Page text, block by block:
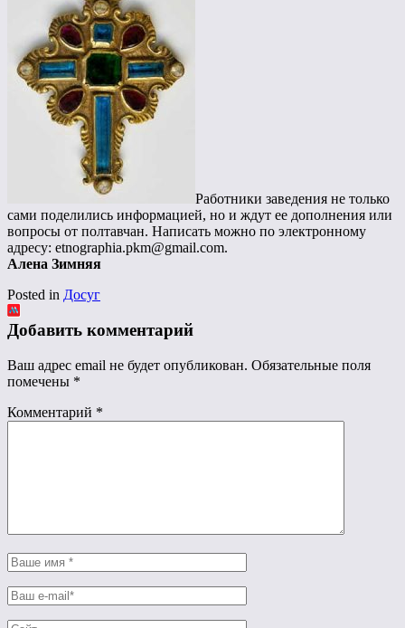
Работники заведения не только
сами поделились информацией, но и ждут ее дополнения или
вопросы от полтавчан. Написать можно по электронному
адресу: etnographia.pkm@gmail.com.
Алена Зимняя
Posted in Досуг
Добавить комментарий
Ваш адрес email не будет опубликован. Обязательные поля
помечены *
Комментарий *